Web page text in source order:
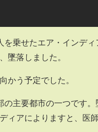
乗せたエア・インデ
墜落しました。
かう予定でした。
主要都市の一つです
ィアによりますと、医